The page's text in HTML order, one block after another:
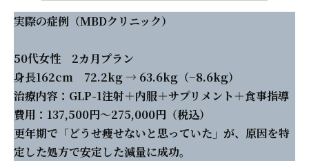
実際の症例（MBDクリニック）
50代女性 2カ月プラン
身長162cm 72.2kg → 63.6kg（−8.6kg）
治療内容：GLP-1注射＋内服＋サプリメント＋食事指導
費用：137,500円〜275,000円（税込）
更年期で「どうせ痩せないと思っていた」が、原因を特
定した処方で安定した減量に成功。